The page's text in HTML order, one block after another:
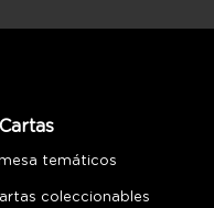
temáticos
coleccionables